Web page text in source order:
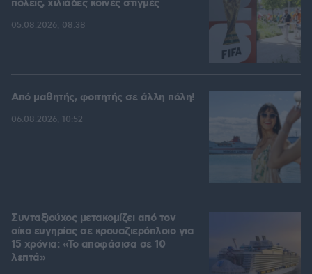
πόλεις, χιλιάδες κοινές στιγμές
05.08.2026, 08:38
Από μαθητής, φοιτητής σε άλλη πόλη!
06.08.2026, 10:52
Συνταξιούχος μετακομίζει από τον
οίκο ευγηρίας σε κρουαζιερόπλοιο για
15 χρόνια: «Το αποφάσισα σε 10
λεπτά»